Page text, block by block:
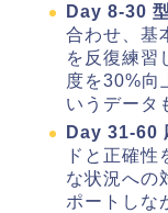
Day 8-30
合わせ、基
を反復練習
度を30%向
いうデータ
Day 31-60
ドと正確性
な状況への
ポートしな